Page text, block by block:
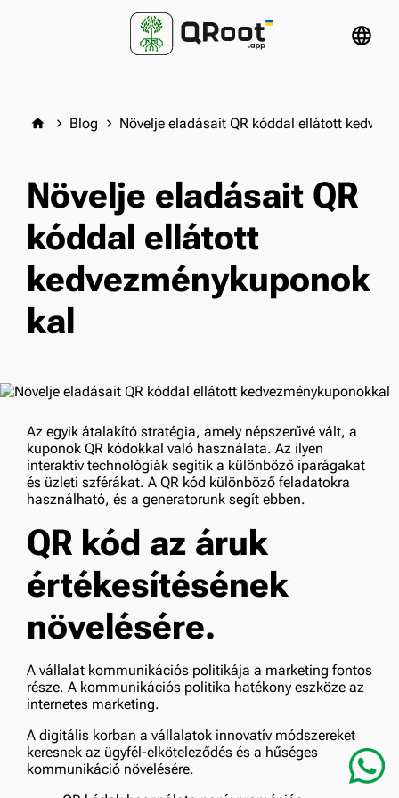
language
home keyboard_arrow_right Blog keyboard_arrow_right Növelje eladásait QR kóddal ellátott
Növelje eladásait QR
kóddal ellátott
kedvezménykuponok
kal
Az egyik átalakító stratégia, amely népszerűvé vált, a
kuponok QR kódokkal való használata. Az ilyen
interaktív technológiák segítik a különböző iparágakat
és üzleti szférákat. A QR kód különböző feladatokra
használható, és a generatorunk segít ebben.
QR kód az áruk
értékesítésének
növelésére.
A vállalat kommunikációs politikája a marketing fontos
része. A kommunikációs politika hatékony eszköze az
internetes marketing.
A digitális korban a vállalatok innovatív módszereket
keresnek az ügyfél-elköteleződés és a hűséges
kommunikáció növelésére.